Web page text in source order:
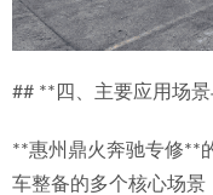
## **四、主要应用场
**惠州鼎火奔驰专修**
车整备的多个核心场景